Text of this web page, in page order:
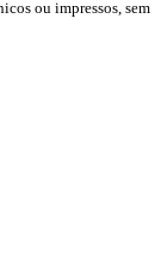
ou impressos, sem